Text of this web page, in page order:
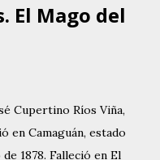
El Mago del
Cupertino Ríos Viña,
en Camaguán, estado
1878. Falleció en El